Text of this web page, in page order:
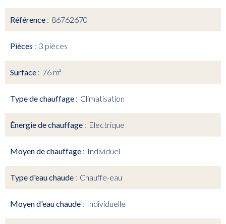
Référence 86762670
Pièces 3 pièces
Surface 76 m²
Type de chauffage Climatisation
Énergie de chauffage Electrique
Moyen de chauffage Individuel
Type d'eau chaude Chauffe-eau
Moyen d'eau chaude Individuelle